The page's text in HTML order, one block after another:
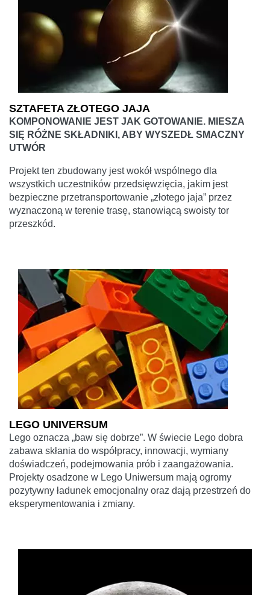
SZTAFETA ZŁOTEGO JAJA
KOMPONOWANIE JEST JAK GOTOWANIE. MIESZA
SIĘ RÓŻNE SKŁADNIKI, ABY WYSZEDŁ SMACZNY
UTWÓR
Projekt ten zbudowany jest wokół wspólnego dla
wszystkich uczestników przedsięwzięcia, jakim jest
bezpieczne przetransportowanie „złotego jaja” przez
wyznaczoną w terenie trasę, stanowiącą swoisty tor
przeszkód.
LEGO UNIVERSUM
Lego oznacza „baw się dobrze”. W świecie Lego dobra
zabawa skłania do współpracy, innowacji, wymiany
doświadczeń, podejmowania prób i zaangażowania.
Projekty osadzone w Lego Uniwersum mają ogromy
pozytywny ładunek emocjonalny oraz dają przestrzeń do
eksperymentowania i zmiany.